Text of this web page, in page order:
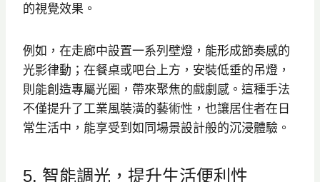
的視覺效果。
例如，在走廊中設置一系列壁燈，能形成節奏感的
光影律動；在餐桌或吧台上方，安裝低垂的吊燈，
則能創造專屬光圈，帶來聚焦的戲劇感。這種手法
不僅提升了工業風裝潢的藝術性，也讓居住者在日
常生活中，能享受到如同場景設計般的沉浸體驗。
5. 智能調光，提升生活便利性